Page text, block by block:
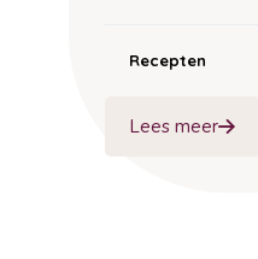
Recepten
Lees meer